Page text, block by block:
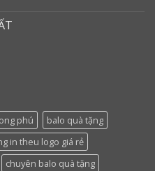
phú
balo quà tặng
in theu logo giá rẻ
chuyên balo quà tặng